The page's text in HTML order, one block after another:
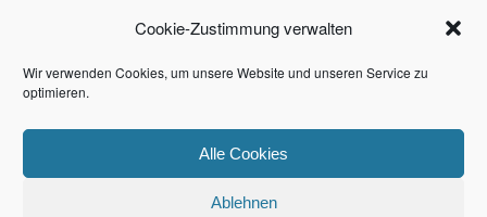
Cookie-Zustimmung verwalten
Wir verwenden Cookies, um unsere Website und unseren Service zu
optimieren.
Alle Cookies
Ablehnen
Datenschutzerklärung
Rechtliche Hinweise (Disclaimer)